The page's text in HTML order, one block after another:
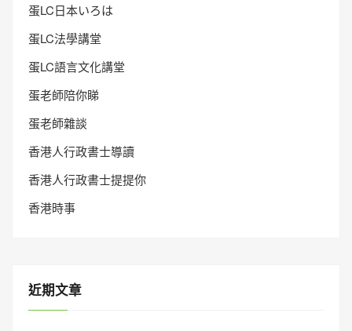
蛋LC日本いろは
蛋LC法學講堂
蛋LC語言文化講堂
蛋老師陪你睇
蛋老師雜談
香港人行政書士導讀
香港人行政書士提提你
香港時事
近期文章